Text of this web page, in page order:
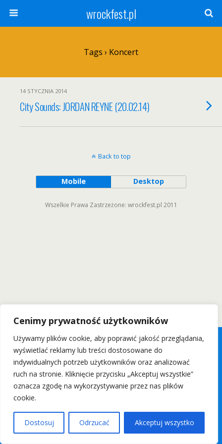
Cenimy prywatność użytkowników
Używamy plików cookie, aby poprawić jakość przeglądania,
wyświetlać reklamy lub treści dostosowane do
indywidualnych potrzeb użytkowników oraz analizować
ruch na stronie. Kliknięcie przycisku „Akceptuj wszystkie”
oznacza zgodę na wykorzystywanie przez nas plików
cookie.
Dostosuj Odrzucać Akceptuj wszystko
wrockfest.pl
Tags › Koncert
14 STYCZNIA 2014
City Sounds: JORDAN REYNE (20.02.14)
Back to top
Mobile Desktop
Wszelkie Prawa Zastrzeżone: wrockfest.pl 2011